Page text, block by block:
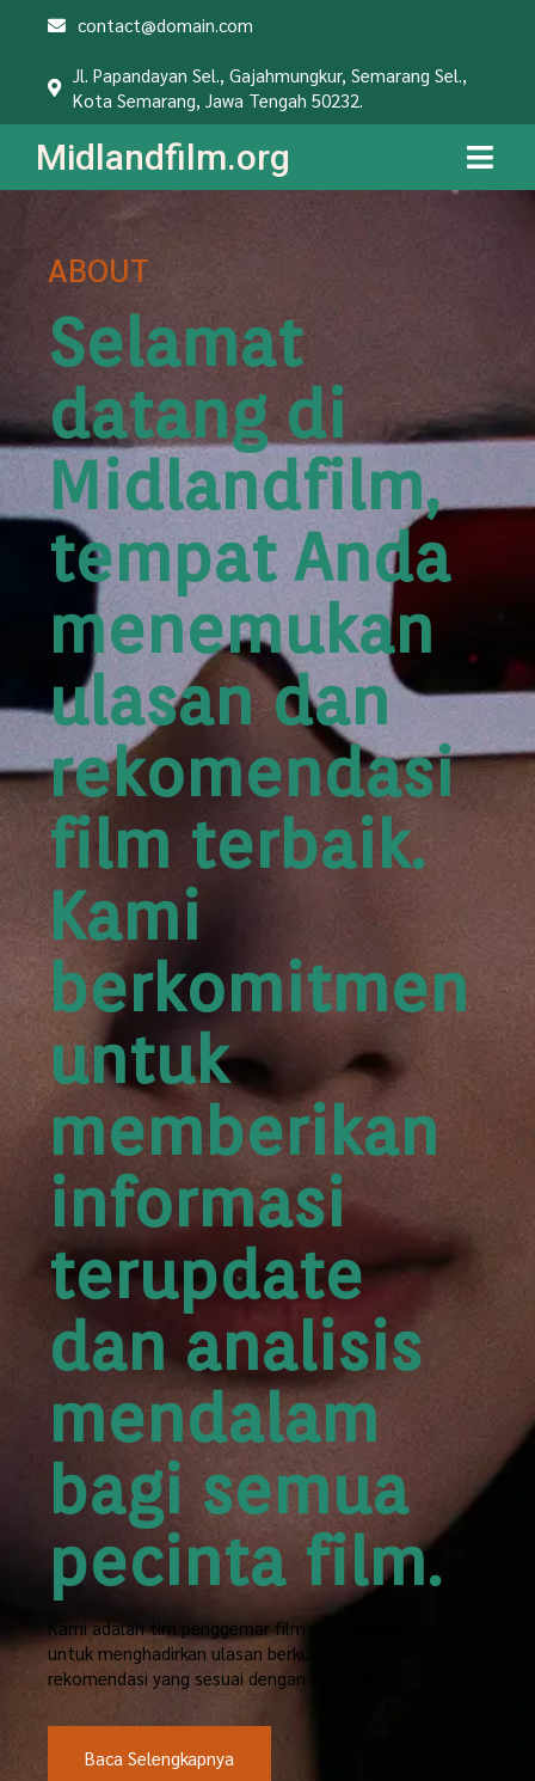
contact@domain.com
Jl. Papandayan Sel., Gajahmungkur, Semarang Sel.,
Kota Semarang, Jawa Tengah 50232.
Midlandfilm.org
ABOUT
Selamat
datang di
Midlandfilm,
tempat Anda
menemukan
ulasan dan
rekomendasi
film terbaik.
Kami
berkomitmen
untuk
memberikan
informasi
terupdate
dan analisis
mendalam
bagi semua
pecinta film.
Kami adalah tim penggemar film yang berdedikasi
untuk menghadirkan ulasan berkualitas dan
rekomendasi yang sesuai dengan selera Anda.
Baca Selengkapnya